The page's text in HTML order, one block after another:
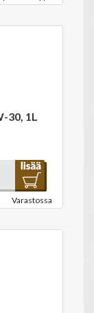
30, 1L
Varastossa